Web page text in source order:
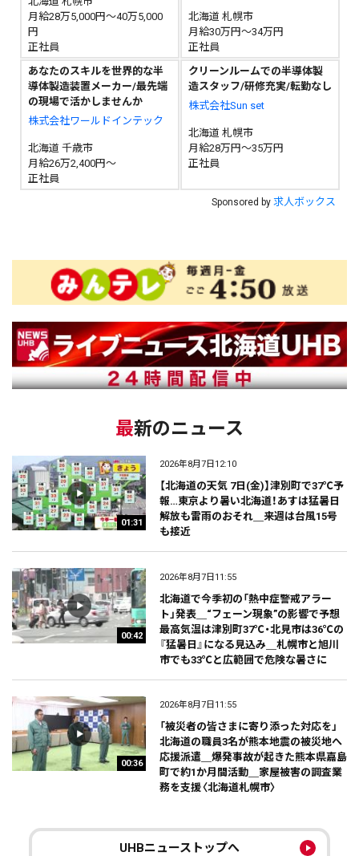
月給28万5,000円～40万5,000
円
正社員
北海道 札幌市
月給30万円～34万円
正社員
あなたのスキルを世界的な半
導体製造装置メーカー/最先端
の現場で活かしませんか
株式会社ワールドインテック
北海道 千歳市
月給26万2,400円～
正社員
クリーンルームでの半導体製
造スタッフ/研修充実/転勤なし
株式会社Sun set
北海道 札幌市
月給28万円～35万円
正社員
Sponsored by 求人ボックス
最新のニュース
01:31
2026年8月7日12:10
【北海道の天気 7日(金)】津別町で37℃予
報…東京より暑い北海道！あすは猛暑日
解放も雷雨のおそれ＿来週は台風15号
も接近
00:42
2026年8月7日11:55
北海道で今季初の「熱中症警戒アラー
ト」発表＿“フェーン現象”の影響で予想
最高気温は津別町37℃・北見市は36℃の
『猛暑日』になる見込み＿札幌市と旭川
市でも33℃と広範囲で危険な暑さに
00:36
2026年8月7日11:55
「被災者の皆さまに寄り添った対応を」
北海道の職員3名が熊本地震の被災地へ
応援派遣＿爆発事故が起きた熊本県嘉島
町で約1か月間活動＿家屋被害の調査業
務を支援〈北海道札幌市〉
UHBニューストップへ